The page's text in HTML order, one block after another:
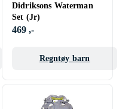
Didriksons Waterman
Set (Jr)
469 ,-
Regntøy barn